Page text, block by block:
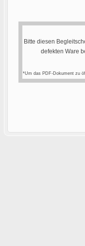
Bitte diesen
defekten Ware
*Um das PDF-Dokument zu